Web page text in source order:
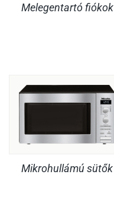
Melegentartó fiókok
Mikrohullámú sütők